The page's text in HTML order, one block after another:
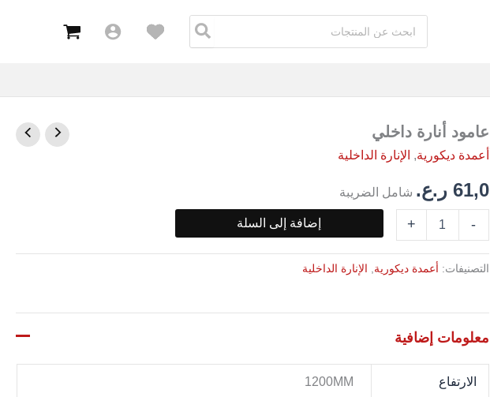
عن:
عامود أنارة داخلي
أعمدة ديكورية, الإنارة الداخلية
61,0 ر.ع. شامل الضريبة
-
كمية
عامود
أنارة
+ إضافة إلى السلة
التصنيفات: أعمدة ديكورية الإنارة الداخلية
معلومات إضافية
الارتفاع 1200MM